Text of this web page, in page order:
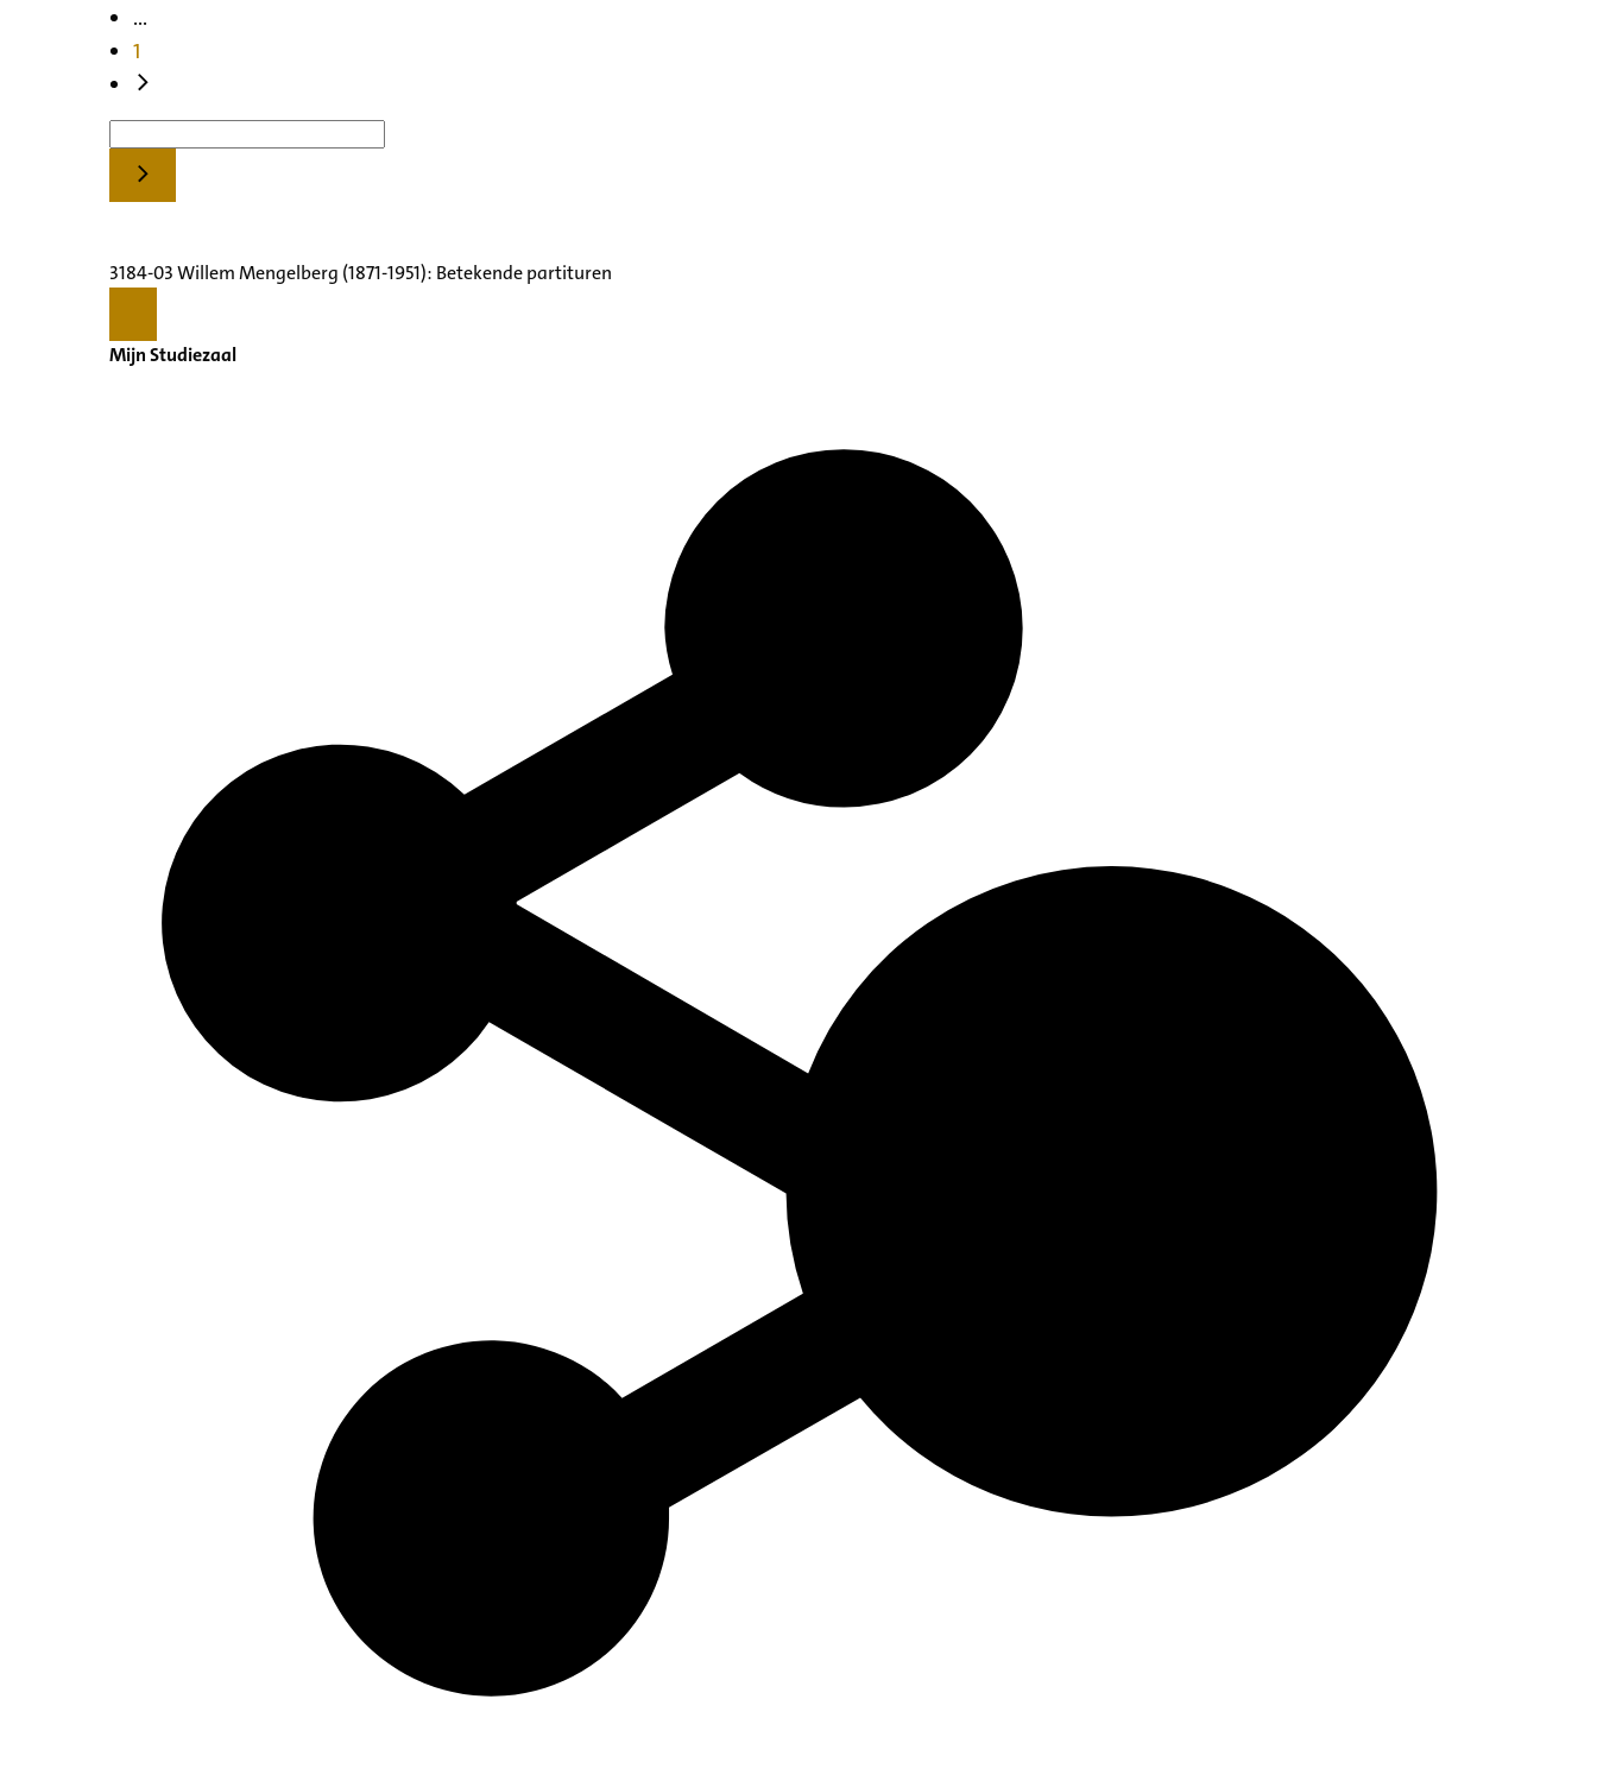
...
1
3184-03 Willem Mengelberg (1871-1951): Betekende partituren
Mijn Studiezaal